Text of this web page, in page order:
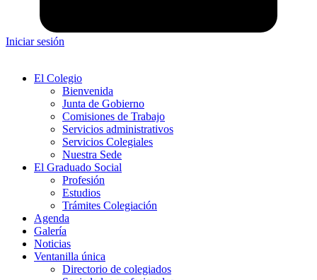
Iniciar sesión
El Colegio
Bienvenida
Junta de Gobierno
Comisiones de Trabajo
Servicios administrativos
Servicios Colegiales
Nuestra Sede
El Graduado Social
Profesión
Estudios
Trámites Colegiación
Agenda
Galería
Noticias
Ventanilla única
Directorio de colegiados